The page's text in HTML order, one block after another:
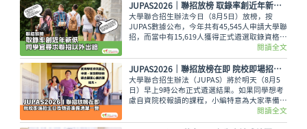
JUPAS2026｜聯招放榜 取錄率創近年新低 同學宜尋求聯招以外出路
大學聯合招生辦法今日（8月5日）放榜，按
JUPAS數據公布，今年共有45,545人申請大學聯
招，而當中有15,619人獲得正式遴選取錄資格，
佔整體申請人數僅34.29%，創下近年新低。即
使如此，未獲錄取的同學也不用氣餒，還可以多
留意聯招以外的選擇呢。
閱讀全文
JUPAS2026｜聯招放榜在即 院校即場招生日及物資準備清單一覽
大學聯合招生辦法（JUPAS）將於明天（8月5
日）早上9時公布正式遴選結果。如果同學想考
慮自資院校報讀的課程，小編特意為大家準備了
各大專院校的即場招生日詳情與物品準備清單，
讓大家今晚順利執拾行裝，安心休息。
閱讀全文